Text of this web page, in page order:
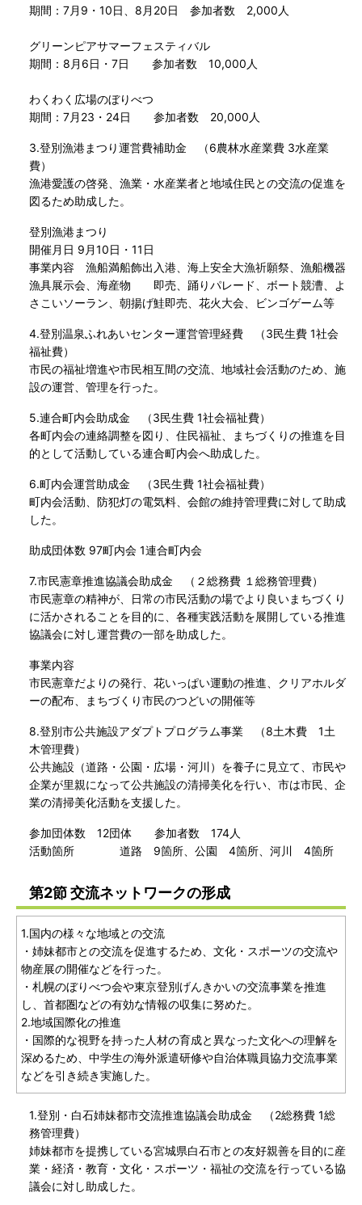
期間：7月9・10日、8月20日 参加者数 2,000人
グリーンピアサマーフェスティバル
期間：8月6日・7日 参加者数 10,000人
わくわく広場のぼりべつ
期間：7月23・24日 参加者数 20,000人
3.登別漁港まつり運営費補助金 （6農林水産業費 3水産業
費）
漁港愛護の啓発、漁業・水産業者と地域住民との交流の促進を
図るため助成した。
登別漁港まつり
開催月日 9月10日・11日
事業内容 漁船満船飾出入港、海上安全大漁祈願祭、漁船機器
漁具展示会、海産物 即売、踊りパレード、ボート競漕、よ
さこいソーラン、朝揚げ鮭即売、花火大会、ビンゴゲーム等
4.登別温泉ふれあいセンター運営管理経費 （3民生費 1社会
福祉費）
市民の福祉増進や市民相互間の交流、地域社会活動のため、施
設の運営、管理を行った。
5.連合町内会助成金 （3民生費 1社会福祉費）
各町内会の連絡調整を図り、住民福祉、まちづくりの推進を目
的として活動している連合町内会へ助成した。
6.町内会運営助成金 （3民生費 1社会福祉費）
町内会活動、防犯灯の電気料、会館の維持管理費に対して助成
した。
助成団体数 97町内会 1連合町内会
7.市民憲章推進協議会助成金 （２総務費 １総務管理費）
市民憲章の精神が、日常の市民活動の場でより良いまちづくり
に活かされることを目的に、各種実践活動を展開している推進
協議会に対し運営費の一部を助成した。
事業内容
市民憲章だよりの発行、花いっぱい運動の推進、クリアホルダ
ーの配布、まちづくり市民のつどいの開催等
8.登別市公共施設アダプトプログラム事業 （8土木費 1土
木管理費）
公共施設（道路・公園・広場・河川）を養子に見立て、市民や
企業が里親になって公共施設の清掃美化を行い、市は市民、企
業の清掃美化活動を支援した。
参加団体数 12団体 参加者数 174人
活動箇所 道路 9箇所、公園 4箇所、河川 4箇所
第2節 交流ネットワークの形成
1.国内の様々な地域との交流
・姉妹都市との交流を促進するため、文化・スポーツの交流や
物産展の開催などを行った。
・札幌のぼりべつ会や東京登別げんきかいの交流事業を推進
し、首都圏などの有効な情報の収集に努めた。
2.地域国際化の推進
・国際的な視野を持った人材の育成と異なった文化への理解を
深めるため、中学生の海外派遣研修や自治体職員協力交流事業
などを引き続き実施した。
1.登別・白石姉妹都市交流推進協議会助成金 （2総務費 1総
務管理費）
姉妹都市を提携している宮城県白石市との友好親善を目的に産
業・経済・教育・文化・スポーツ・福祉の交流を行っている協
議会に対し助成した。